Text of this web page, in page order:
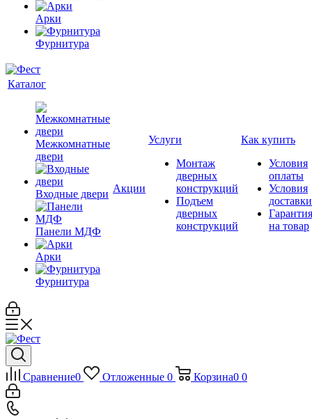
Арки
Фурнитура
Каталог
Межкомнатные
двери
Входные двери
Панели МДФ
Арки
Фурнитура
Акции
Услуги
Монтаж
дверных
конструкций
Подъем
дверных
конструкций
Как купить
Условия
оплаты
Условия
доставки
Гарантия
на товар
Сравнение0 Отложенные 0 Корзина0 0